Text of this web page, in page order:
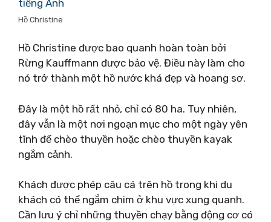
tiếng Anh
Hồ Christine
Hồ Christine được bao quanh hoàn toàn bởi
Rừng Kauffmann được bảo vệ. Điều này làm cho
nó trở thành một hồ nước khá đẹp và hoang sơ.
Đây là một hồ rất nhỏ, chỉ có 80 ha. Tuy nhiên,
đây vẫn là một nơi ngoạn mục cho một ngày yên
tĩnh để chèo thuyền hoặc chèo thuyền kayak
ngắm cảnh.
Khách được phép câu cá trên hồ trong khi du
khách có thể ngắm chim ở khu vực xung quanh.
Cần lưu ý chỉ những thuyền chạy bằng động cơ có